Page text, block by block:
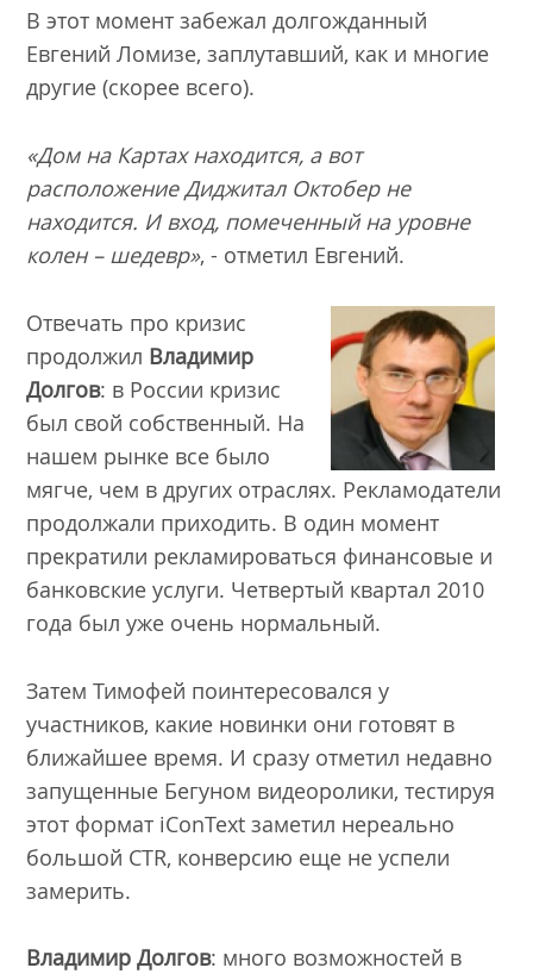
В этот момент забежал долгожданный
Евгений Ломизе, заплутавший, как и многие
другие (скорее всего).
«Дом на Картах находится, а вот
расположение Диджитал Октобер не
находится. И вход, помеченный на уровне
колен – шедевр», - отметил Евгений.
Отвечать про кризис
продолжил Владимир
Долгов: в России кризис
был свой собственный. На
нашем рынке все было
мягче, чем в других отраслях. Рекламодатели
продолжали приходить. В один момент
прекратили рекламироваться финансовые и
банковские услуги. Четвертый квартал 2010
года был уже очень нормальный.
Затем Тимофей поинтересовался у
участников, какие новинки они готовят в
ближайшее время. И сразу отметил недавно
запущенные Бегуном видеоролики, тестируя
этот формат iConText заметил нереально
большой CTR, конверсию еще не успели
замерить.
Владимир Долгов: много возможностей в